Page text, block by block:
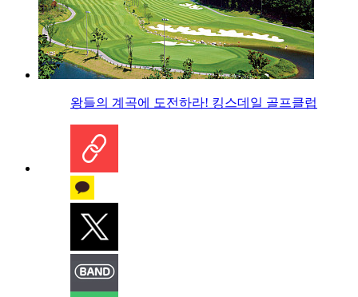
왕들의 계곡에 도전하라! 킹스데일 골프클럽